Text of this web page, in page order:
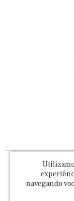
Fernando
Rua Dr Euclydes
navegando